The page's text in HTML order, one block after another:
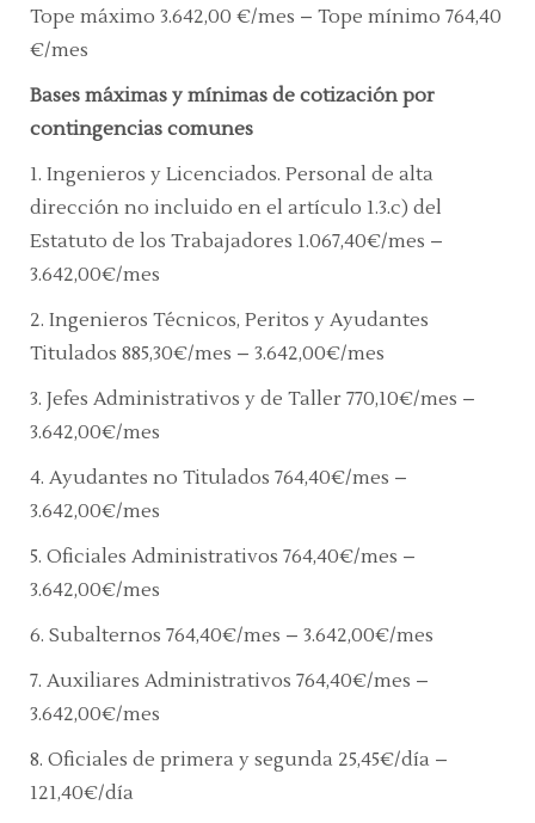
Tope máximo 3.642,00 €/mes – Tope mínimo 764,40
€/mes
Bases máximas y mínimas de cotización por
contingencias comunes
1. Ingenieros y Licenciados. Personal de alta
dirección no incluido en el artículo 1.3.c) del
Estatuto de los Trabajadores 1.067,40€/mes –
3.642,00€/mes
2. Ingenieros Técnicos, Peritos y Ayudantes
Titulados 885,30€/mes – 3.642,00€/mes
3. Jefes Administrativos y de Taller 770,10€/mes –
3.642,00€/mes
4. Ayudantes no Titulados 764,40€/mes –
3.642,00€/mes
5. Oficiales Administrativos 764,40€/mes –
3.642,00€/mes
6. Subalternos 764,40€/mes – 3.642,00€/mes
7. Auxiliares Administrativos 764,40€/mes –
3.642,00€/mes
8. Oficiales de primera y segunda 25,45€/día –
121,40€/día